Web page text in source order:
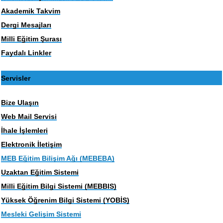
Akademik Takvim
Dergi Mesajları
Milli Eğitim Şurası
Faydalı Linkler
Servisler
Bize Ulaşın
Web Mail Servisi
İhale İşlemleri
Elektronik İletişim
MEB Eğitim Bilişim Ağı (MEBEBA)
Uzaktan Eğitim Sistemi
Milli Eğitim Bilgi Sistemi (MEBBIS)
Yüksek Öğrenim Bilgi Sistemi (YOBİS)
Mesleki Gelişim Sistemi